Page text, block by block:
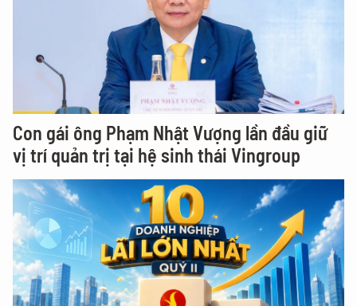
Con gái ông Phạm Nhật Vượng lần đầu giữ
vị trí quản trị tại hệ sinh thái Vingroup